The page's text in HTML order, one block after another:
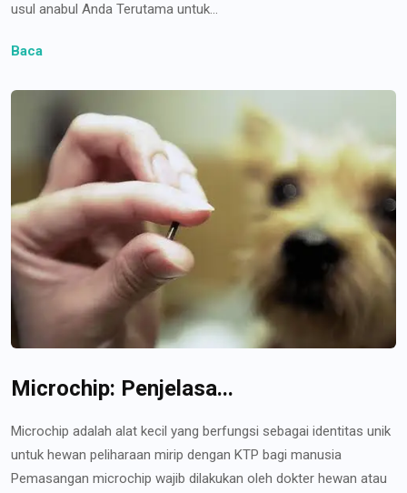
usul anabul Anda Terutama untuk...
Baca
Microchip: Penjelasa...
Microchip adalah alat kecil yang berfungsi sebagai identitas unik
untuk hewan peliharaan mirip dengan KTP bagi manusia
Pemasangan microchip wajib dilakukan oleh dokter hewan atau